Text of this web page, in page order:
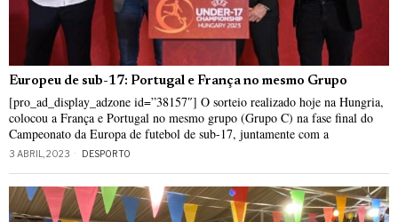
Europeu de sub-17: Portugal e França no mesmo Grupo
[pro_ad_display_adzone id=”38157″] O sorteio realizado hoje na Hungria,
colocou a França e Portugal no mesmo grupo (Grupo C) na fase final do
Campeonato da Europa de futebol de sub-17, juntamente com a
3 ABRIL, 2023 DESPORTO